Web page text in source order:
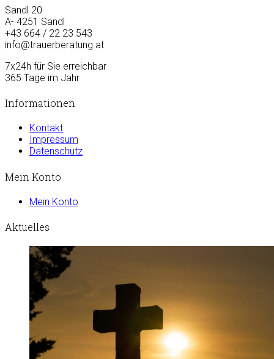
Sandl 20
A- 4251 Sandl
+43 664 / 22 23 543
info@trauerberatung.at
7x24h für Sie erreichbar
365 Tage im Jahr
Informationen
Kontakt
Impressum
Datenschutz
Mein Konto
Mein Konto
Aktuelles